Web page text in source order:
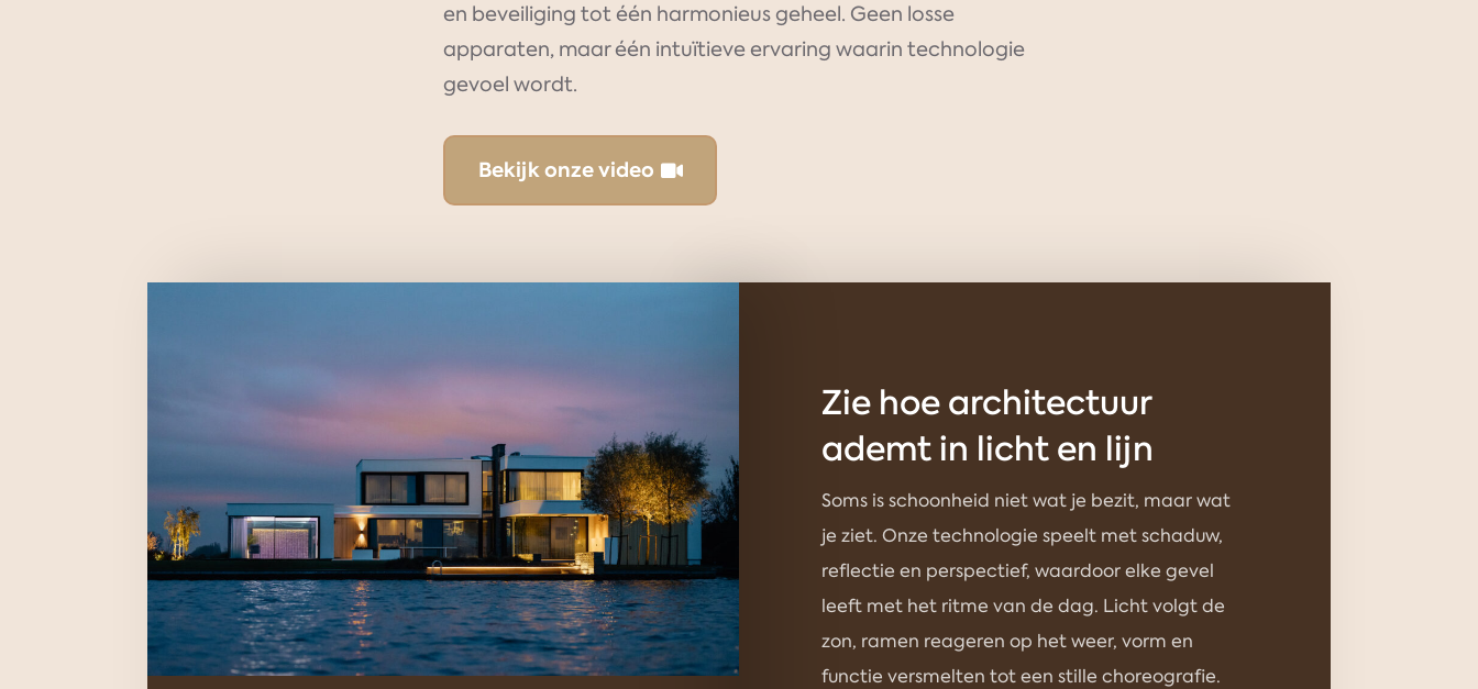
en beveiliging tot één harmonieus geheel. Geen losse
apparaten, maar één intuïtieve ervaring waarin technologie
gevoel wordt.
Bekijk onze video
Zie hoe architectuur
ademt in licht en lijn
Soms is schoonheid niet wat je bezit, maar wat
je ziet. Onze technologie speelt met schaduw,
reflectie en perspectief, waardoor elke gevel
leeft met het ritme van de dag. Licht volgt de
zon, ramen reageren op het weer, vorm en
functie versmelten tot een stille choreografie.